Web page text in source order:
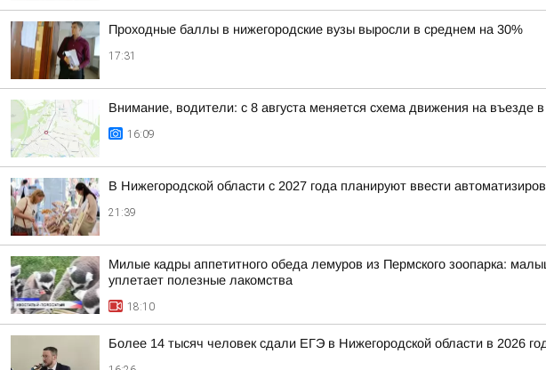
Проходные баллы в нижегородские вузы выросли в среднем на 30%
17:31
Внимание, водители: с 8 августа меняется схема движения на въезде
16:09
В Нижегородской области с 2027 года планируют ввести
21:39
Милые кадры аппетитного обеда лемуров из Пермского зоопарка:
уплетает полезные лакомства
18:10
Более 14 тысяч человек сдали ЕГЭ в Нижегородской области в 2026